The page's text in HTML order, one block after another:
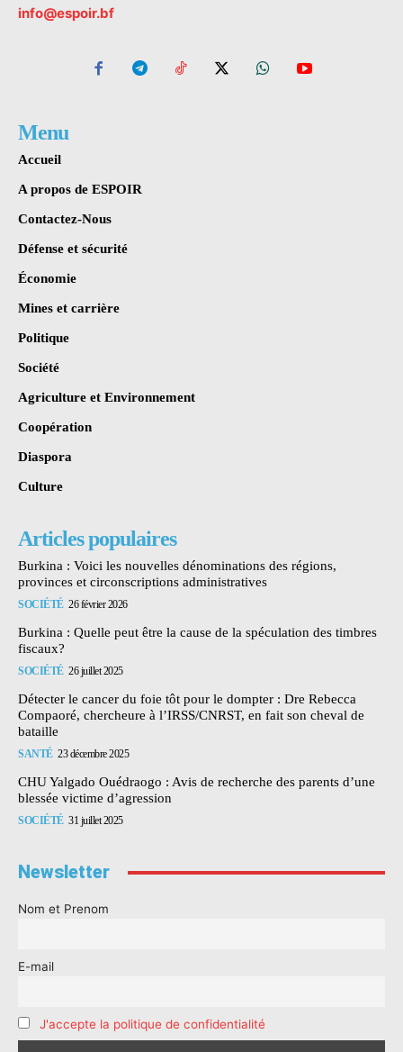
info@espoir.bf
Menu
Accueil
A propos de ESPOIR
Contactez-Nous
Défense et sécurité
Économie
Mines et carrière
Politique
Société
Agriculture et Environnement
Coopération
Diaspora
Culture
Articles populaires
Burkina : Voici les nouvelles dénominations des régions,
provinces et circonscriptions administratives
SOCIÉTÉ 26 février 2026
Burkina : Quelle peut être la cause de la spéculation des timbres
fiscaux?
SOCIÉTÉ 26 juillet 2025
Détecter le cancer du foie tôt pour le dompter : Dre Rebecca
Compaoré, chercheure à l’IRSS/CNRST, en fait son cheval de
bataille
SANTÉ 23 décembre 2025
CHU Yalgado Ouédraogo : Avis de recherche des parents d’une
blessée victime d’agression
SOCIÉTÉ 31 juillet 2025
Newsletter
Nom et Prenom
E-mail
J'accepte la politique de confidentialité